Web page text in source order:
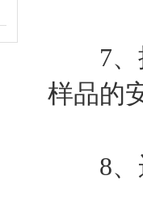
7、控
样品的
8、运